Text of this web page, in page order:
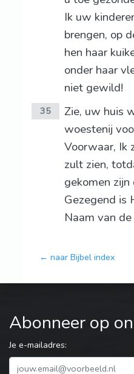
Ik uw
brengen, op
hen haar
onder haar
niet gewild!
35
Zie, uw huis
woestenij
Voorwaar, Ik
zult zien,
gekomen
Gezegend is
Naam van
← naar Bijbel index
Abonneer op
Je e-mailadres: